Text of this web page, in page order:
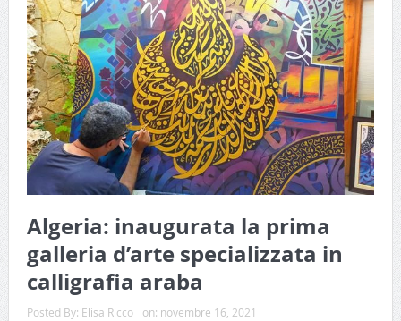
Algeria: inaugurata la prima
galleria d’arte specializzata in
calligrafia araba
Posted By: Elisa Ricco on: novembre 16, 2021